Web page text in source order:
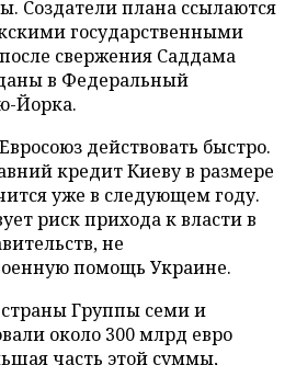
Создатели плана ссылаются
государственными
свержения Саддама
в Федеральный
Йорка.
действовать быстро.
кредит Киеву в размере
уже в следующем году.
риск прихода к власти в
не
помощь Украине.
Группы семи и
около 300 млрд евро
часть этой суммы,